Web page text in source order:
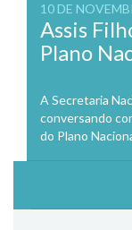
10 DE
Assis
Plano
A Secretaria
conversando
do Plano